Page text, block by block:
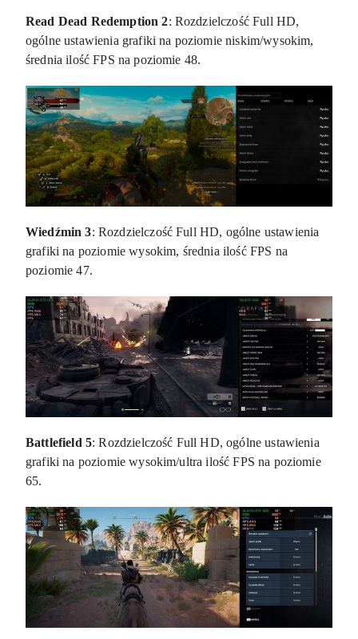
Read Dead Redemption 2: Rozdzielczość Full HD,
ogólne ustawienia grafiki na poziomie niskim/wysokim,
średnia ilość FPS na poziomie 48.
Wiedźmin 3: Rozdzielczość Full HD, ogólne ustawienia
grafiki na poziomie wysokim, średnia ilość FPS na
poziomie 47.
Battlefield 5: Rozdzielczość Full HD, ogólne ustawienia
grafiki na poziomie wysokim/ultra ilość FPS na poziomie
65.